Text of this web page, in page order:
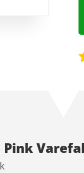
Pink